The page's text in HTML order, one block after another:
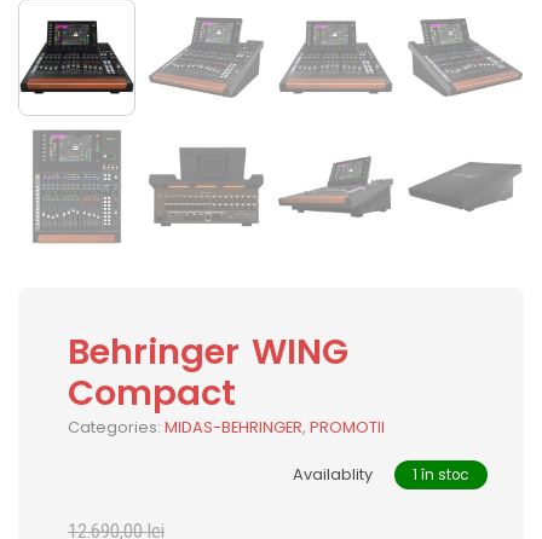
Behringer WING
Compact
Categories: MIDAS-BEHRINGER, PROMOTII
Availablity 1 în stoc
12.690,00lei